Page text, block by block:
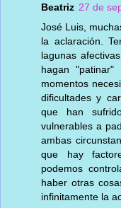
Beatriz 27 de
José Luis,
la aclaración.
lagunas
hagan
momentos
dificultades y
que han
vulnerables a
ambas
que hay
podemos
haber otras
infinitamente la